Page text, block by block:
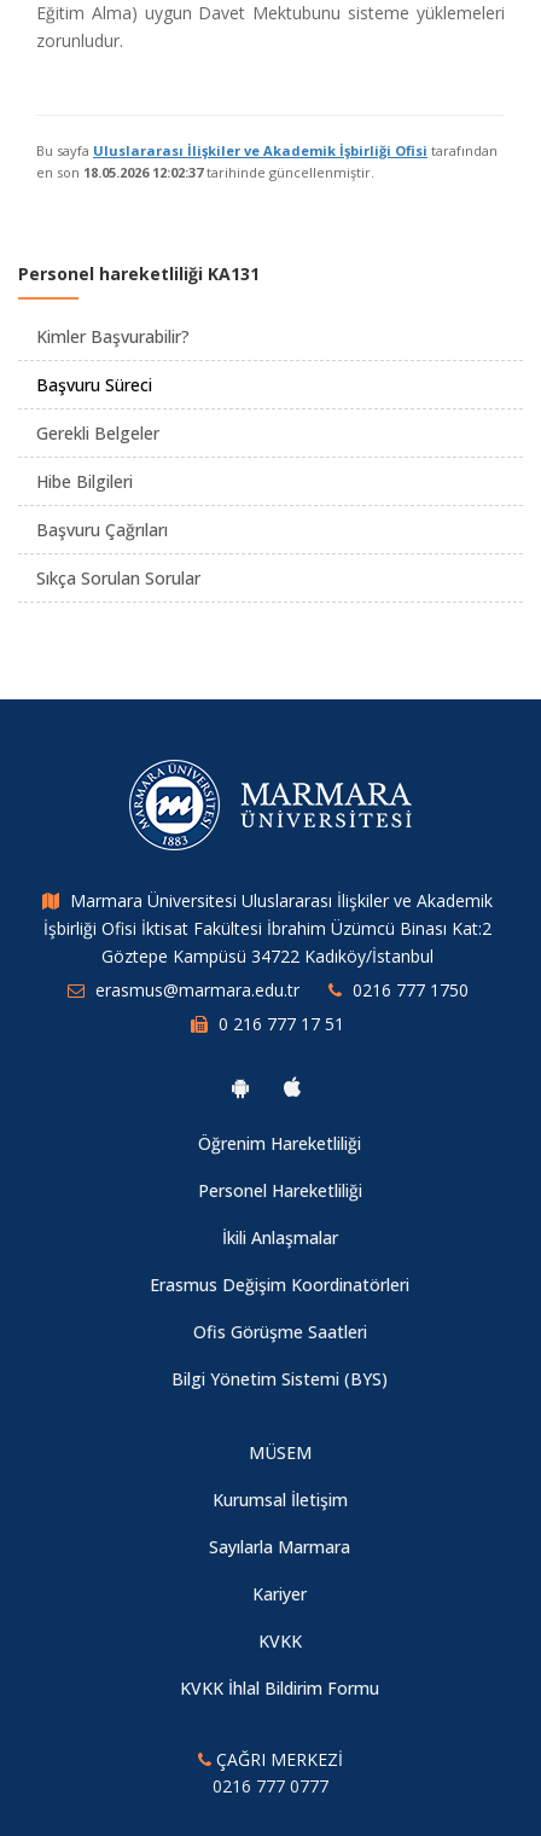
Eğitim Alma) uygun Davet Mektubunu sisteme yüklemeleri
zorunludur.
Bu sayfa Uluslararası İlişkiler ve Akademik İşbirliği Ofisi tarafından
en son 18.05.2026 12:02:37tarihinde güncellenmiştir.
Personel hareketliliği KA131
Kimler Başvurabilir?
Başvuru Süreci
Gerekli Belgeler
Hibe Bilgileri
Başvuru Çağrıları
Sıkça Sorulan Sorular
Marmara Üniversitesi Uluslararası İlişkiler ve Akademik
İşbirliği Ofisi İktisat Fakültesi İbrahim Üzümcü Binası Kat:2
Göztepe Kampüsü 34722 Kadıköy/İstanbul
erasmus@marmara.edu.tr
0216 777 1750
0 216 777 17 51
Öğrenim Hareketliliği
Personel Hareketliliği
İkili Anlaşmalar
Erasmus Değişim Koordinatörleri
Ofis Görüşme Saatleri
Bilgi Yönetim Sistemi (BYS)
MÜSEM
Kurumsal İletişim
Sayılarla Marmara
Kariyer
KVKK
KVKK İhlal Bildirim Formu
ÇAĞRI MERKEZİ
0216 777 0777